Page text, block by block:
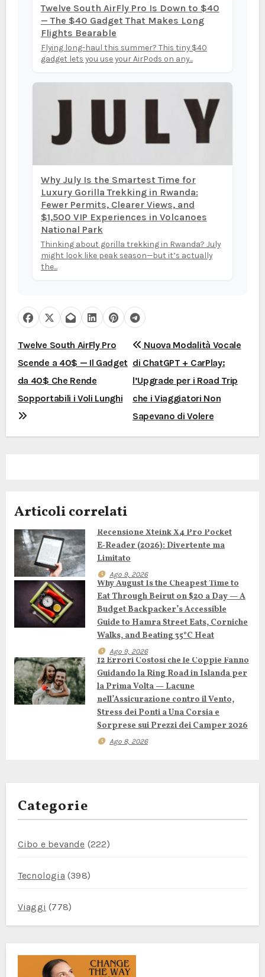
Twelve South AirFly Pro Is Down to $40
— The $40 Gadget That Makes Long
Flights Bearable
Flying long-haul this summer? This tiny $40
gadget lets you use your AirPods on any...
Why July Is the Smartest Time for
Luxury Gorilla Trekking in Rwanda:
Fewer Permits, Clearer Views, and
$1,500 VIP Experiences in Volcanoes
National Park
Thinking about gorilla trekking in Rwanda? July
might look like peak season—but it’s actually
the...
N
a
v
i
g
i
o
n
e
a
t
i
c
Twelve South AirFly Pro
Scende a 40$ — Il Gadget
da 40$ Che Rende
Sopportabili i Voli Lunghi
Nuova Modalità Vocale
di ChatGPT + CarPlay:
l’Upgrade per i Road Trip
che i Viaggiatori Non
Sapevano di Volere
Articoli correlati
Recensione Xteink X4 Pro Pocket
E‑Reader (2026): Divertente ma
Limitato
Ago 9, 2026
Why August Is the Cheapest Time to
Eat Through Beirut on $20 a Day — A
Budget Backpacker’s Accessible
Guide to Hamra Street Eats, Corniche
Walks, and Beating 35°C Heat
Ago 9, 2026
12 Errori Costosi che le Coppie Fanno
Guidando la Ring Road in Islanda per
la Prima Volta — Lacune
nell’Assicurazione contro il Vento,
Stress dei Ponti a Una Corsia e
Sorprese sui Prezzi dei Camper 2026
Ago 8, 2026
Categorie
Cibo e bevande (222)
Tecnologia (398)
Viaggi (778)